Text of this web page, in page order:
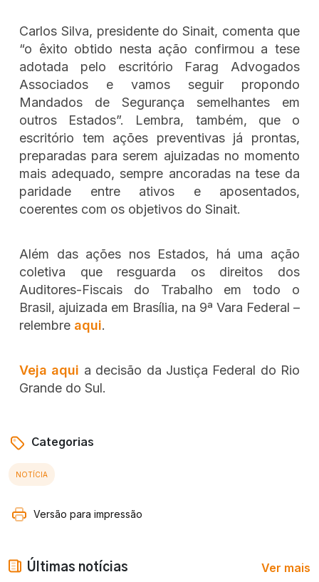
Carlos Silva, presidente do Sinait, comenta que
“o êxito obtido nesta ação confirmou a tese
adotada pelo escritório Farag Advogados
Associados e vamos seguir propondo
Mandados de Segurança semelhantes em
outros Estados”. Lembra, também, que o
escritório tem ações preventivas já prontas,
preparadas para serem ajuizadas no momento
mais adequado, sempre ancoradas na tese da
paridade entre ativos e aposentados,
coerentes com os objetivos do Sinait.
Além das ações nos Estados, há uma ação
coletiva que resguarda os direitos dos
Auditores-Fiscais do Trabalho em todo o
Brasil, ajuizada em Brasília, na 9ª Vara Federal –
relembre aqui.
Veja aqui a decisão da Justiça Federal do Rio
Grande do Sul.
Categorias
NOTÍCIA
Versão para impressão
Últimas notícias Ver mais